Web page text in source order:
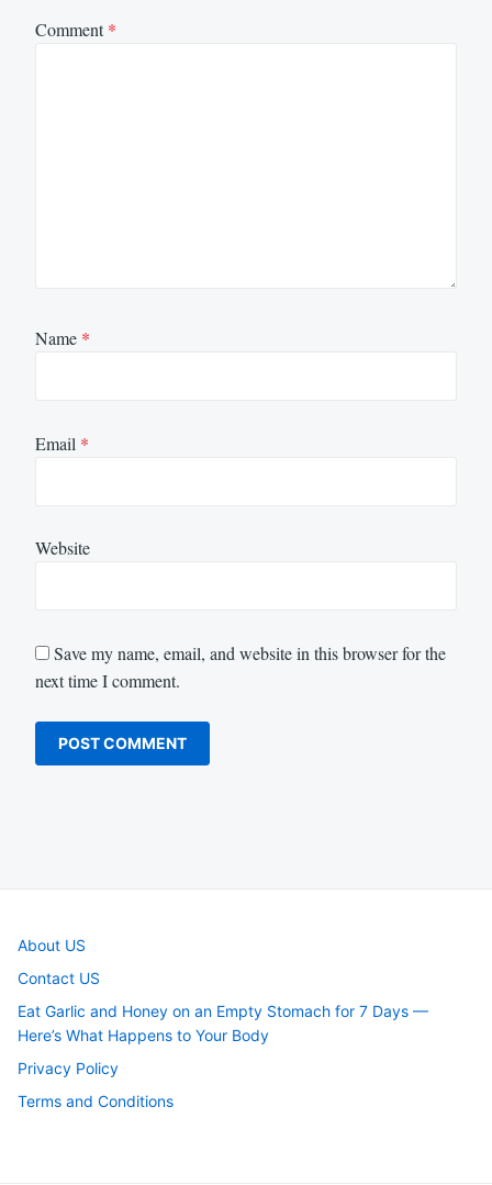
Comment*
Name *
Email *
Website
Save my name, email, and website in this browser for the
next time I comment.
About US
Contact US
Eat Garlic and Honey on an Empty Stomach for 7 Days —
Here’s What Happens to Your Body
Privacy Policy
Terms and Conditions